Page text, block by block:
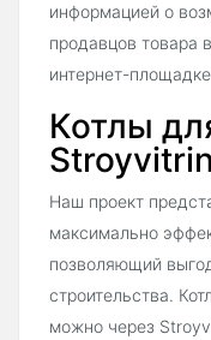
информацией о
продавцов товара
интернет-
Котлы
Наш проект
максимально
позволяющий
строительства.
можно через